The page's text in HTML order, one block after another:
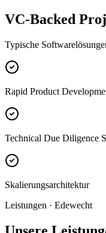
VC-Backed
Typische
Rapid Product
Technical Due Diligence
Skalierungsarchitektur
Leistungen · Edewecht